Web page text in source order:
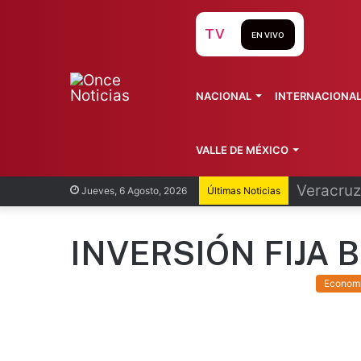
Jueves, 6 Agosto, 2026 Últimas Noticias
TV EN VIVO
NACIONAL INTERNACIONAL
VALLE DE MÉXICO
INVERSIÓN FIJA